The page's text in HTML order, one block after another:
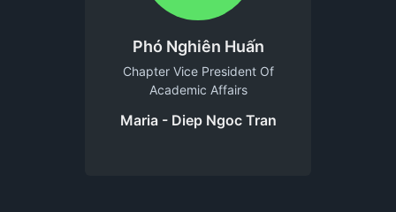
Phó Nghiên Huấn
Chapter Vice President Of
Academic Affairs
Maria - Diep Ngoc Tran